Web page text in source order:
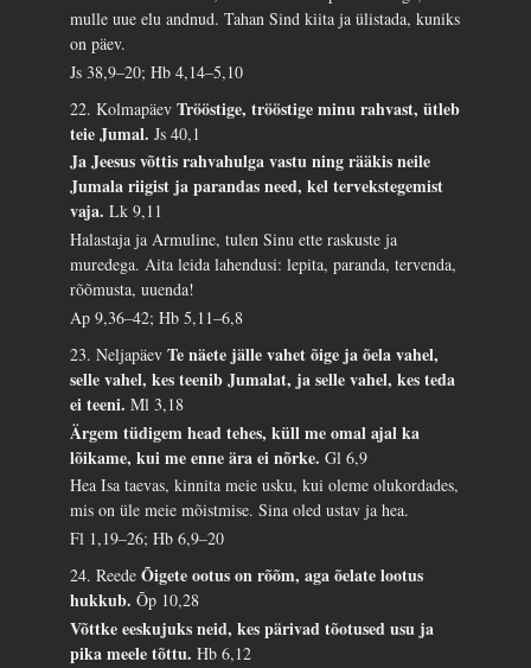
mulle uue elu andnud. Tahan Sind kiita ja ülistada, kuniks
on päev.
Js 38,9–20; Hb 4,14–5,10
22. KolmapäevTrööstige, trööstige minu rahvast, ütleb
teie Jumal.Js 40,1
Ja Jeesus võttis rahvahulga vastu ning rääkis neile
Jumala riigist ja parandas need, kel tervekstegemist
vaja.Lk 9,11
Halastaja ja Armuline, tulen Sinu ette raskuste ja
muredega. Aita leida lahendusi: lepita, paranda, tervenda,
rõõmusta, uuenda!
Ap 9,36–42; Hb 5,11–6,8
23. NeljapäevTe näete jälle vahet õige ja õela vahel,
selle vahel, kes teenib Jumalat, ja selle vahel, kes teda
ei teeni.Ml 3,18
Ärgem tüdigem head tehes, küll me omal ajal ka
lõikame, kui me enne ära ei nõrke.Gl 6,9
Hea Isa taevas, kinnita meie usku, kui oleme olukordades,
mis on üle meie mõistmise. Sina oled ustav ja hea.
Fl 1,19–26; Hb 6,9–20
24. ReedeÕigete ootus on rõõm, aga õelate lootus
hukkub.Õp 10,28
Võttke eeskujuks neid, kes pärivad tõotused usu ja
pika meele tõttu.Hb 6,12